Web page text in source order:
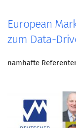
European
zum Data-
namhafte